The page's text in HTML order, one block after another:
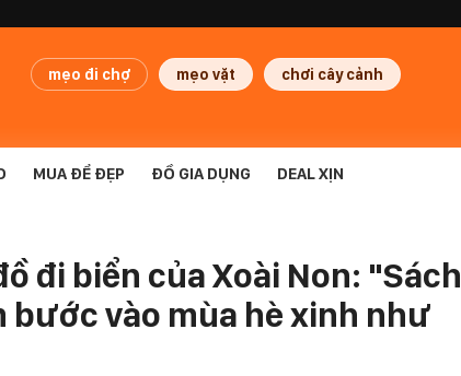
mẹo đi chợ mẹo vặt chơi cây cảnh
MUA ĐỂ ĐẸP ĐỒ GIA DỤNG DEAL XỊN
đi biển của Xoài Non: "Sách
bước vào mùa hè xinh như